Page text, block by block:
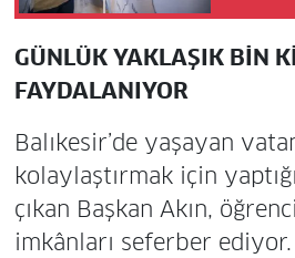
GÜNLÜK YAKLAŞIK BİN
FAYDALANIYOR
Balıkesir’de yaşayan
kolaylaştırmak için
çıkan Başkan Akın,
imkânları seferber ediyor.